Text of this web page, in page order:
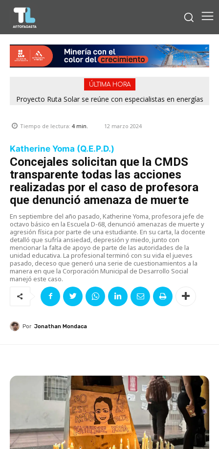
ÚLTIMA HORA
Proyecto Ruta Solar se reúne con especialistas en energías
Antofagasta premió a 44 deportistas destacados por dejar
Tiempo de lectura: 4min. 12 marzo 2024
Katherine Yoma (Q.E.P.D.)
Concejales solicitan que la CMDS
transparente todas las acciones
realizadas por el caso de profesora
que denunció amenaza de muerte
En septiembre del año pasado, Katherine Yoma, profesora jefe de
octavo básico en la Escuela D-68, denunció amenazas de muerte y
agresión física por parte de una estudiante. En su carta, la docente
detalló que sufría ansiedad, depresión y miedo, junto con
mencionar la falta de apoyo de parte de las autoridades de la
unidad educativa. La profesional terminó con su vida el jueves
pasado, deceso que generó una serie de cuestionamientos a la
manera en que la Corporación Municipal de Desarrollo Social
manejó este caso.
Por Jonathan Mondaca